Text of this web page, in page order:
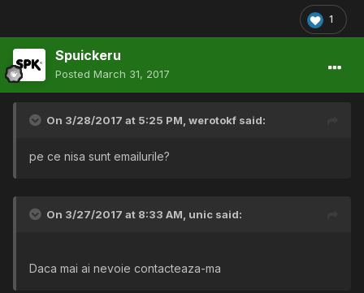
1
Spuickeru
Posted March 31, 2017
On 3/28/2017 at 5:25 PM, werotokf said:
pe ce nisa sunt emailurile?
On 3/27/2017 at 8:33 AM, unic said:
Daca mai ai nevoie contacteaza-ma